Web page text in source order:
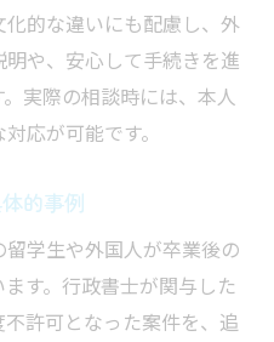
的な違いにも配慮し、外
や、安心して手続きを進
実際の相談時には、本人
応が可能です。
的事例
学生や外国人が卒業後の
す。行政書士が関与した
許可となった案件を、追